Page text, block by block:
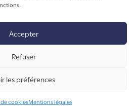
Accepter
Refuser
les préférences
cookiesMentions légales
I Mentions légales